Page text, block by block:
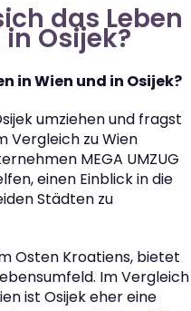
das Leben
Osijek?
in Wien und in Osijek?
umziehen und fragst
Vergleich zu Wien
MEGA UMZUG
einen Einblick in die
Städten zu
Osten Kroatiens, bietet
Im Vergleich
ist Osijek eher eine